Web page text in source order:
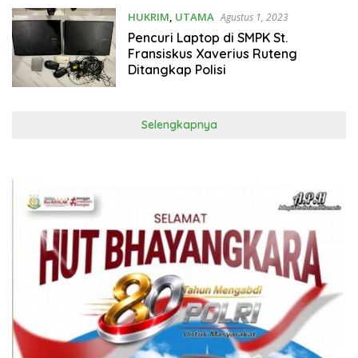
HUKRIM, UTAMA Agustus 1, 2023
Pencuri Laptop di SMPK St.
Fransiskus Xaverius Ruteng
Ditangkap Polisi
Selengkapnya